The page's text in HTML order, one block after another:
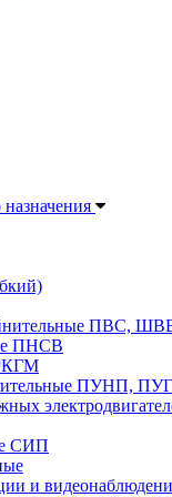
ПВС,
ПНСВ
ПУНП,
СИП
и